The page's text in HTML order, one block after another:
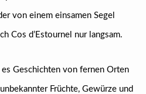
von einem einsamen Segel
Cos d’Estournel nur langsam.
Geschichten von fernen Orten
Früchte, Gewürze und